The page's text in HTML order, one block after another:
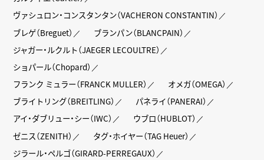
ヴァシュロン・コンスタンタン（VACHERON CONSTANTIN）
ブレゲ（Breguet）
ブランパン（BLANCPAIN）
ジャガー・ルクルト（JAEGER LECOULTRE）
ショパール（Chopard）
フランク ミュラー（FRANCK MULLER）
オメガ（OMEGA）
ブライトリング（BREITLING）
パネライ（PANERAI）
アイ・ダブリュー・シー（IWC）
ウブロ（HUBLOT）
ゼニス（ZENITH）
タグ・ホイヤー（TAG Heuer）
ジラール・ペルゴ（GIRARD-PERREGAUX）